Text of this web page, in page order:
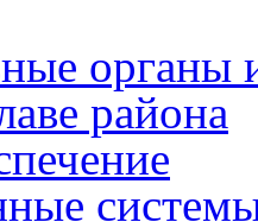
органы
района